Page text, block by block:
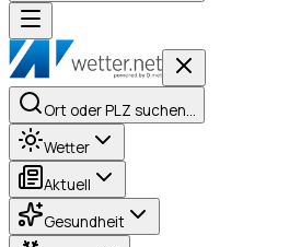
Ort oder PLZ suchen…
Wetter
Aktuell
Gesundheit